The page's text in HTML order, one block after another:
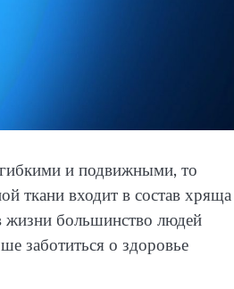
гибкими и подвижными, то
ткани входит в состав хряща
жизни большинство людей
заботиться о здоровье